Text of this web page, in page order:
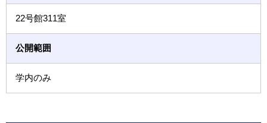
22号館311室
公開範囲
学内のみ